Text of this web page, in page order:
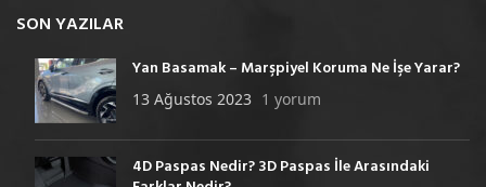
SON YAZILAR
Yan Basamak – Marşpiyel Koruma Ne İşe Yarar?
13 Ağustos 2023 1 yorum
4D Paspas Nedir? 3D Paspas İle Arasındaki